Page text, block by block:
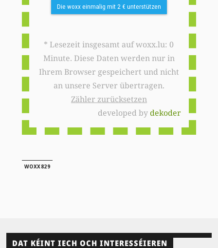
Die woxx einmalig mit 2 € unterstützen
* Lesezeit insgesamt auf woxx.lu: 0
Minute. Diese Daten werden nur in
Ihrem Browser gespeichert und nicht
an unsere Server übertragen.
Zähler zurücksetzen
developed bydekoder
WOXX829
DAT KÉINT IECH OCH INTERESSÉIEREN